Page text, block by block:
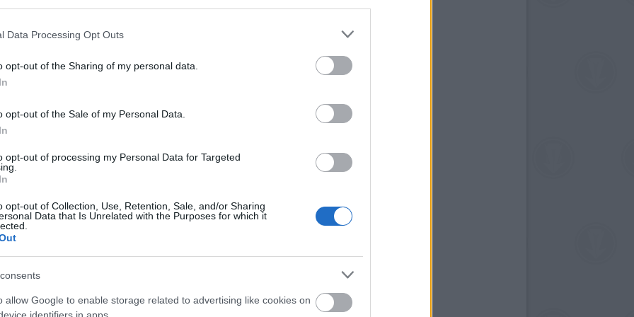
Data Processing Opt Outs
opt-out of the Sharing of my personal data.
opt-out of the Sale of my Personal Data.
opt-out of processing my Personal Data for Targeted
opt-out of Collection, Use, Retention, Sale, and/or Sharing
Data that Is Unrelated with the Purposes for which it
allow Google to enable storage related to advertising like cookies on
fel, a jelenlegi Itami repülőtér helyén, amely
fő kiindulási helye volt, de azóta a szerepét
Japán Demokrata Párt tagja feltette a
a nemzet funkciónak ellátásához".
fel. Kajeda Banri volt kereskedelmi és
Új Néppárt befolyásos tagja is támogatja.
politikus áll a terv mögött. Ez utóbbi magában
vészhelyzet esetén a kormány dolgozni,
és a világ legmagasabb, 625 méter magas
50 ezer lakója lenne, és mintegy 200 ezren
még nem mérte fel, csak annyit közölt, hogy
finanszíroznák.
14 millió jent (több mint 39 millió
ütközik majd a Tokió érdekeit